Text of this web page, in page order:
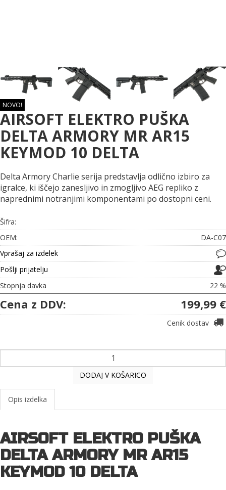
NOVO!
AIRSOFT ELEKTRO PUŠKA
DELTA ARMORY MR AR15
KEYMOD 10 DELTA
Delta Armory Charlie serija predstavlja odlično izbiro za
igralce, ki iščejo zanesljivo in zmogljivo AEG repliko z
naprednimi notranjimi komponentami po dostopni ceni.
Šifra:
OEM:
DA-C07
Vprašaj za izdelek
Pošlji prijatelju
Stopnja davka
22 %
Cena z DDV: 199,99 €
Cenik dostav
DODAJ V KOŠARICO
Opis izdelka
AIRSOFT ELEKTRO PUŠKA
DELTA ARMORY MR AR15
KEYMOD 10 DELTA